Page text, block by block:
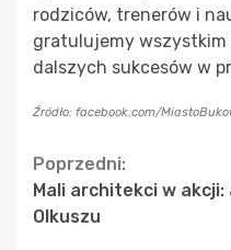
rodziców, trenerów i
gratulujemy
dalszych sukcesów w
Źródło: facebook.com/
Continue
Reading
Poprzedni:
Mali architekci w akcji:
Olkuszu